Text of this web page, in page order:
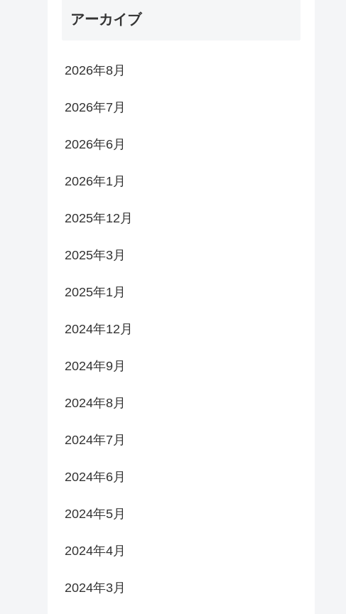
アーカイブ
2026年8月
2026年7月
2026年6月
2026年1月
2025年12月
2025年3月
2025年1月
2024年12月
2024年9月
2024年8月
2024年7月
2024年6月
2024年5月
2024年4月
2024年3月